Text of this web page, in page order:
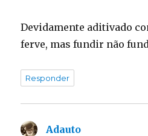
Devidamente aditivado
ferve, mas fundir não
Responder
Adauto